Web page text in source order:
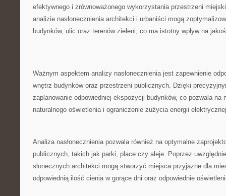
efektywnego i zrównoważonego wykorzystania‍ przestrzeni
analizie nasłonecznienia ​architekci i urbaniści mogą
budynków, ulic oraz terenów zieleni, co ma istotny wpływ na
Ważnym aspektem analizy nasłonecznienia jest zapewnienie
wnętrz⁤ budynków oraz przestrzeni publicznych. Dzięki
zaplanowanie odpowiedniej ekspozycji budynków, co pozwala na
naturalnego oświetlenia i ograniczenie zużycia‍ energii
Analiza nasłonecznienia pozwala również na optymalne
publicznych, takich⁤ jak parki, place czy aleje. Poprzez
słonecznych architekci mogą⁢ stworzyć‌ miejsca przyjazne dla
odpowiednią ilość cienia‍ w gorące dni oraz odpowiednie